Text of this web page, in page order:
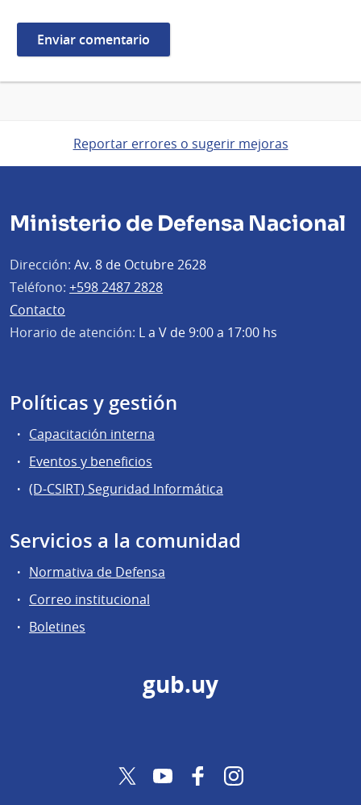
Reportar errores o sugerir mejoras
Ministerio de Defensa Nacional
Dirección: Av. 8 de Octubre 2628
Teléfono: +598 2487 2828
Contacto
Horario de atención: L a V de 9:00 a 17:00 hs
Políticas y gestión
Capacitación interna
Eventos y beneficios
(D-CSIRT) Seguridad Informática
Servicios a la comunidad
Normativa de Defensa
Correo institucional
Boletines
gub.uy
TwitterYouTubeFacebookInstagram